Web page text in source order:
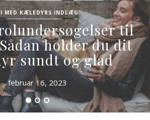
MED KÆLEDYRS INDLÆG
til
holder du dit
sundt og glad
februar 16, 2023